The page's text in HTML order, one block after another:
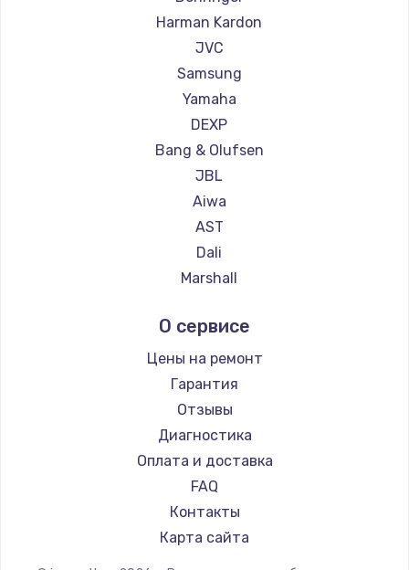
Harman Kardon
JVC
Samsung
Yamaha
DEXP
Bang & Olufsen
JBL
Aiwa
AST
Dali
Marshall
О сервисе
Цены на ремонт
Гарантия
Отзывы
Диагностика
Оплата и доставка
FAQ
Контакты
Карта сайта